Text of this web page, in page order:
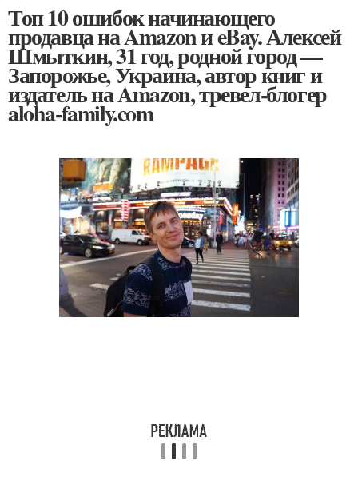
Топ 10 ошибок начинающего
продавца на Amazon и eBay. Алексей
Шмыткин, 31 год, родной город —
Запорожье, Украина, автор книг и
издатель на Amazon, тревел-блогер
aloha-family.com